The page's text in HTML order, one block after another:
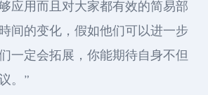
应用而且对大家都有效的简易部
间的变化，假如他们可以进一步
一定会拓展，你能期待自身不但
。”